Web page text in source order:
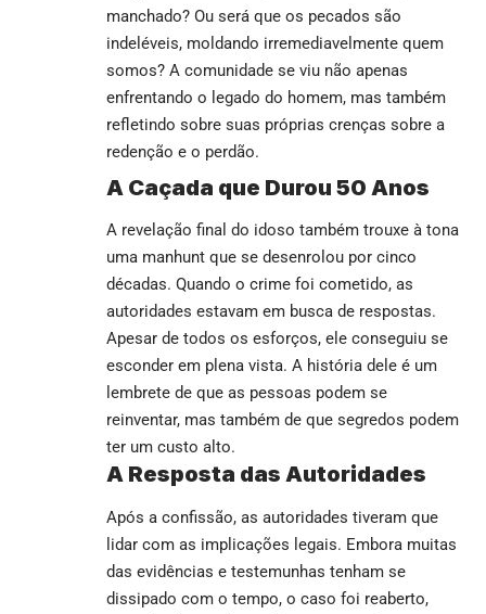
manchado? Ou será que os pecados são
indeléveis, moldando irremediavelmente quem
somos? A comunidade se viu não apenas
enfrentando o legado do homem, mas também
refletindo sobre suas próprias crenças sobre a
redenção e o perdão.
A Caçada que Durou 50 Anos
A revelação final do idoso também trouxe à tona
uma manhunt que se desenrolou por cinco
décadas. Quando o crime foi cometido, as
autoridades estavam em busca de respostas.
Apesar de todos os esforços, ele conseguiu se
esconder em plena vista. A história dele é um
lembrete de que as pessoas podem se
reinventar, mas também de que segredos podem
ter um custo alto.
A Resposta das Autoridades
Após a confissão, as autoridades tiveram que
lidar com as implicações legais. Embora muitas
das evidências e testemunhas tenham se
dissipado com o tempo, o caso foi reaberto,